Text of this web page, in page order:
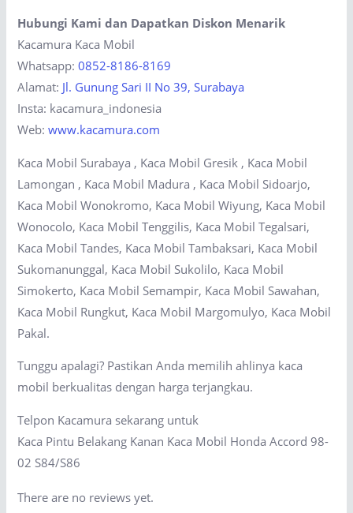
Hubungi Kami dan Dapatkan Diskon Menarik
Kacamura Kaca Mobil
Whatsapp:0852-8186-8169
Alamat: Jl. Gunung Sari II No 39, Surabaya
Insta: kacamura_indonesia
Web:www.kacamura.com
Kaca Mobil Surabaya , Kaca Mobil Gresik , Kaca Mobil
Lamongan , Kaca Mobil Madura , Kaca Mobil Sidoarjo,
Kaca Mobil Wonokromo, Kaca Mobil Wiyung, Kaca Mobil
Wonocolo, Kaca Mobil Tenggilis, Kaca Mobil Tegalsari,
Kaca Mobil Tandes, Kaca Mobil Tambaksari, Kaca Mobil
Sukomanunggal, Kaca Mobil Sukolilo, Kaca Mobil
Simokerto, Kaca Mobil Semampir, Kaca Mobil Sawahan,
Kaca Mobil Rungkut, Kaca Mobil Margomulyo, Kaca Mobil
Pakal.
Tunggu apalagi? Pastikan Anda memilih ahlinya kaca
mobil berkualitas dengan harga terjangkau.
Telpon Kacamura sekarang untuk
Kaca Pintu Belakang Kanan Kaca Mobil Honda Accord 98-
02 S84/S86
There are no reviews yet.